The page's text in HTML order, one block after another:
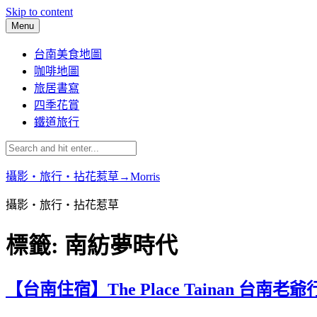
Skip to content
Menu
台南美食地圖
咖啡地圖
旅居書寫
四季花賞
鐵道旅行
攝影‧旅行‧拈花惹草→Morris
攝影‧旅行‧拈花惹草
標籤: 南紡夢時代
【台南住宿】The Place Tainan 台南老爺